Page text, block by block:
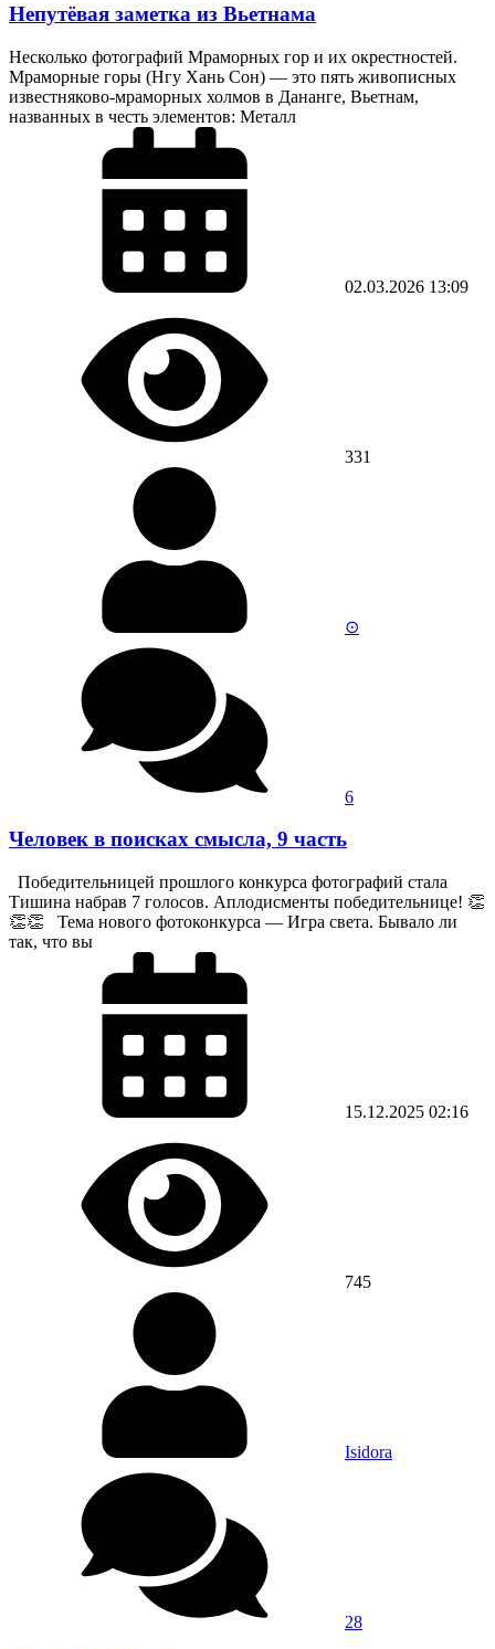
Непутёвая заметка из Вьетнама
Несколько фотографий Мраморных гор и их окрестностей.
Мраморные горы (Нгу Хань Сон) — это пять живописных
известняково-мраморных холмов в Дананге, Вьетнам,
названных в честь элементов: Металл
02.03.2026 13:09
331
⊙‎‎
6
Человек в поисках смысла, 9 часть
Победительницей прошлого конкурса фотографий стала
Тишина набрав 7 голосов. Аплодисменты победительнице! 👏
👏👏 Тема нового фотоконкурса — Игра света. Бывало ли
так, что вы
15.12.2025 02:16
745
Isidora
28